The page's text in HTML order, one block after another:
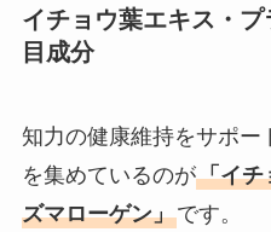
イチョウ葉エキス・
目成分
知力の健康維持をサポー
を集めているのが「イチ
ズマローゲン」です。